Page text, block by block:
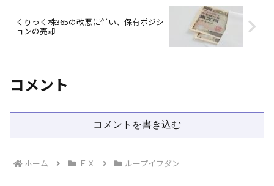
くりっく株365の改悪に伴い、保有ポジシ
ョンの売却
コメント
コメントを書き込む
ホーム ＦＸ ループイフダン